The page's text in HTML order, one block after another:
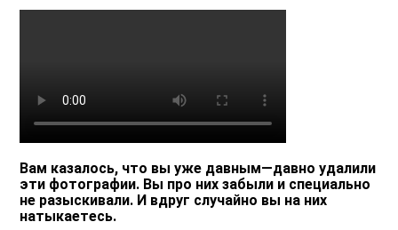
Вам казалось, что вы уже давным—давно удалили
эти фотографии. Вы про них забыли и специально
не разыскивали. И вдруг случайно вы на них
натыкаетесь.